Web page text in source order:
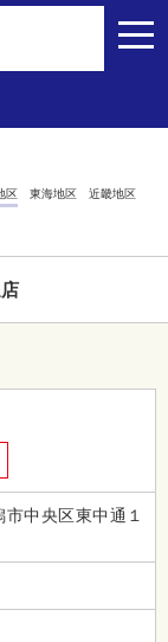
toggle
区 東海地区 近畿地区
中央区東中通１